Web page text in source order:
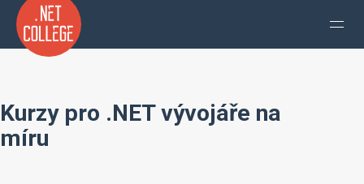
Kurzy pro .NET vývojáře na
míru